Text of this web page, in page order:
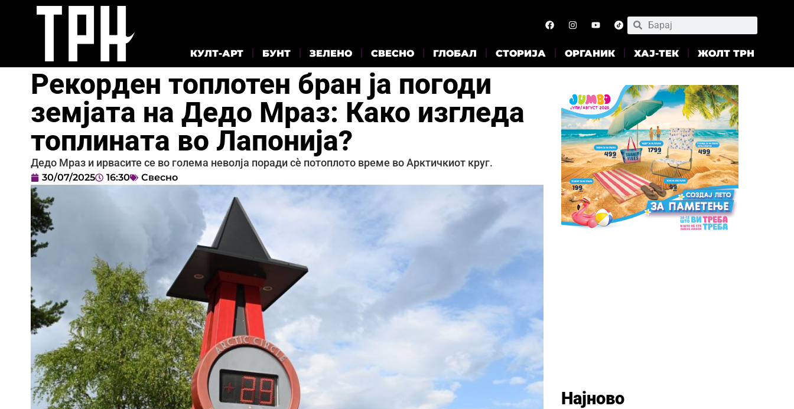
КУЛТ-АРТ БУНТ ЗЕЛЕНО СВЕСНО ГЛОБАЛ СТОРИЈА ОРГАНИК ХАЈ-ТЕК ЖОЛТ ТРН
Рекорден топлотен бран ја погоди
земјата на Дедо Мраз: Како изгледа
топлината во Лапонија?
Дедо Мраз и ирвасите се во голема неволја поради сè потоплото време во Арктичкиот круг.
30/07/2025 16:30 Свесно
Најново